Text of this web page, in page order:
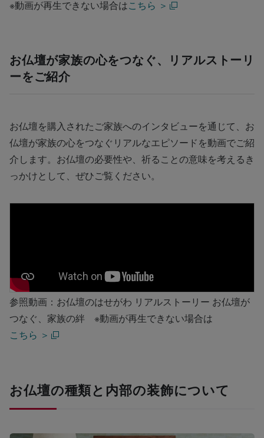
※動画が再生できない場合はこちら ＞
お仏壇が家族の心をつなぐ、リアルストーリ
ーをご紹介
お仏壇を購入されたご家族へのインタビューを通じて、お
仏壇が家族の心をつなぐリアルなエピソードを動画でご紹
介します。お仏壇の必要性や、祈ることの意味を考えるき
っかけとして、ぜひご覧ください。
参照動画：お仏壇のはせがわ リアルストーリー お仏壇が
つなぐ、家族の絆 ※動画が再生できない場合は
こちら ＞
お仏壇の種類と内部の装飾について